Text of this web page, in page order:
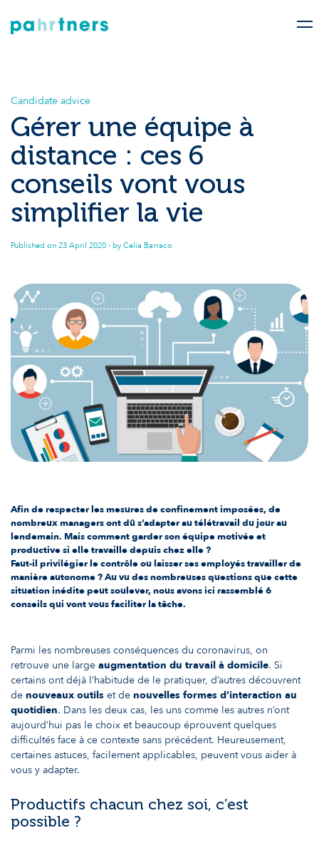
Candidate advice
Gérer une équipe à
distance : ces 6
conseils vont vous
simplifier la vie
Published on 23 April 2020 · by Celia Barraco
Afin de respecter les mesures de confinement imposées, de
nombreux managers ont dû s’adapter au télétravail du jour au
lendemain. Mais comment garder son équipe motivée et
productive si elle travaille depuis chez elle ?
Faut-il privilégier le contrôle ou laisser ses employés travailler de
manière autonome ? Au vu des nombreuses questions que cette
situation inédite peut soulever, nous avons ici rassemblé 6
conseils qui vont vous faciliter la tâche.
Parmi les nombreuses conséquences du coronavirus, on
retrouve une large augmentation du travail à domicile. Si
certains ont déjà l’habitude de le pratiquer, d’autres découvrent
de nouveaux outils et de nouvelles formes d’interaction au
quotidien. Dans les deux cas, les uns comme les autres n’ont
aujourd’hui pas le choix et beaucoup éprouvent quelques
difficultés face à ce contexte sans précédent. Heureusement,
certaines astuces, facilement applicables, peuvent vous aider à
vous y adapter.
Productifs chacun chez soi, c’est
possible ?